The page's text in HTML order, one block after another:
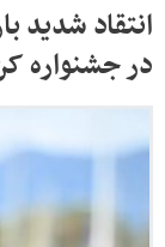
انتقاد شدید
در جشنواره